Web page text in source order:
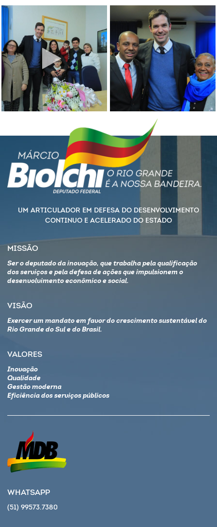
UM ARTICULADOR EM DEFESA DO DESENVOLVIMENTO
CONTINUO E ACELERADO DO ESTADO
MISSÃO
Ser o deputado da inovação, que trabalha pela qualificação
dos serviços e pela defesa de ações que impulsionem o
desenvolvimento econômico e social.
VISÃO
Exercer um mandato em favor do crescimento sustentável do
Rio Grande do Sul e do Brasil.
VALORES
Inovação
Qualidade
Gestão moderna
Eficiência dos serviços públicos
WHATSAPP
(51) 99573.7380